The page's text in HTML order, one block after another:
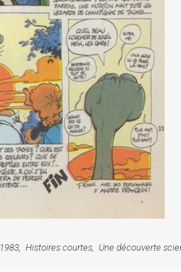
1983 Histoires courtes Une découverte